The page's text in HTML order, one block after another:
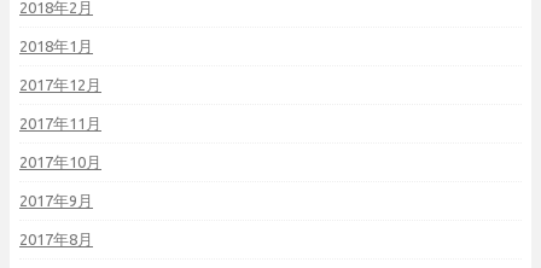
2018年2月
2018年1月
2017年12月
2017年11月
2017年10月
2017年9月
2017年8月